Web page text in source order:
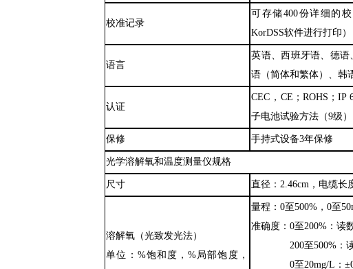
校准记录
可存储400份详细的
KorDSS软件进行打印 ）
语言
英语、西班牙语、德
语 （简体和繁体） 、韩
认证
CEC ， CE ； ROHS ； IP
子电池试验方法 （9级 ）
保修 手持式设备3年保修
光学溶解氧和温度测量仪规格
尺寸 直径 ：2.46cm，电缆长
溶解氧 （光致发光法）
单位 ： %饱和度 ，%局部饱度 ，
量程 ：0至500%，0至
准确度 ：0至200% ：读
200至500% ：
0至20mg/L ：